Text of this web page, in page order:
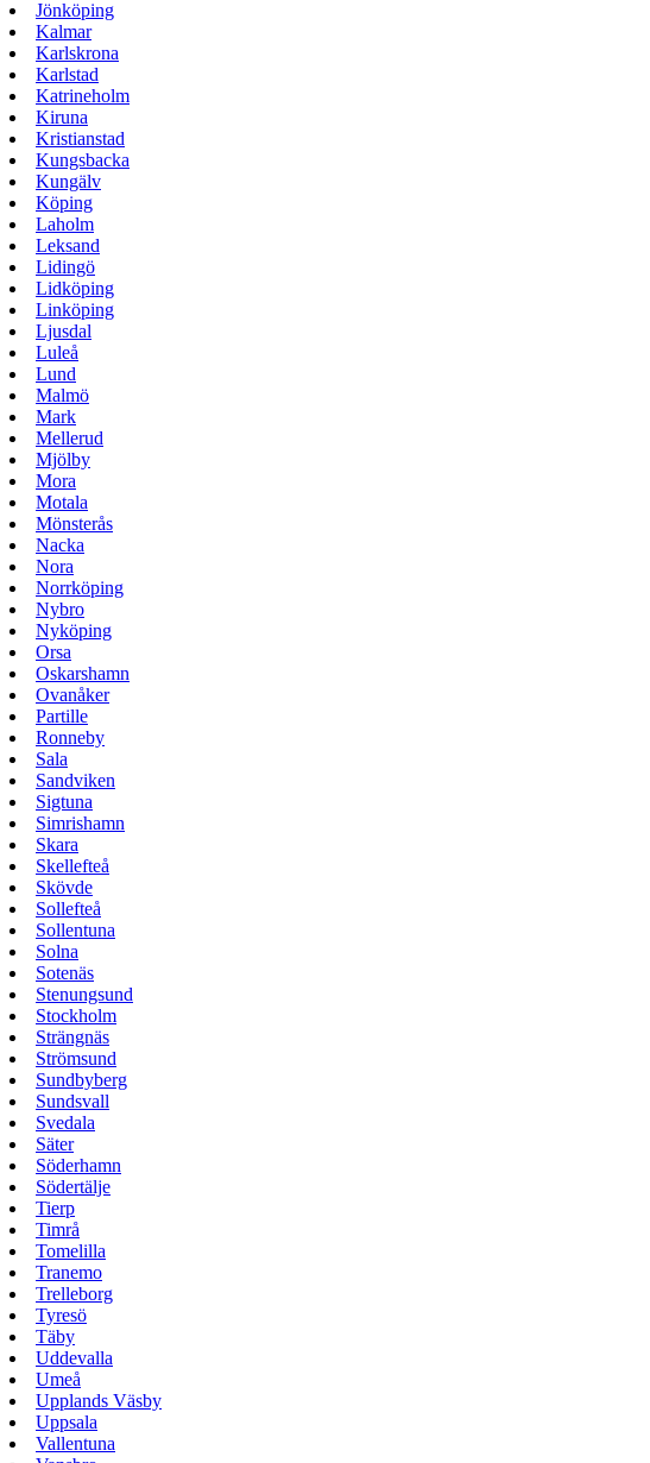
Jönköping
Kalmar
Karlskrona
Karlstad
Katrineholm
Kiruna
Kristianstad
Kungsbacka
Kungälv
Köping
Laholm
Leksand
Lidingö
Lidköping
Linköping
Ljusdal
Luleå
Lund
Malmö
Mark
Mellerud
Mjölby
Mora
Motala
Mönsterås
Nacka
Nora
Norrköping
Nybro
Nyköping
Orsa
Oskarshamn
Ovanåker
Partille
Ronneby
Sala
Sandviken
Sigtuna
Simrishamn
Skara
Skellefteå
Skövde
Sollefteå
Sollentuna
Solna
Sotenäs
Stenungsund
Stockholm
Strängnäs
Strömsund
Sundbyberg
Sundsvall
Svedala
Säter
Söderhamn
Södertälje
Tierp
Timrå
Tomelilla
Tranemo
Trelleborg
Tyresö
Täby
Uddevalla
Umeå
Upplands Väsby
Uppsala
Vallentuna